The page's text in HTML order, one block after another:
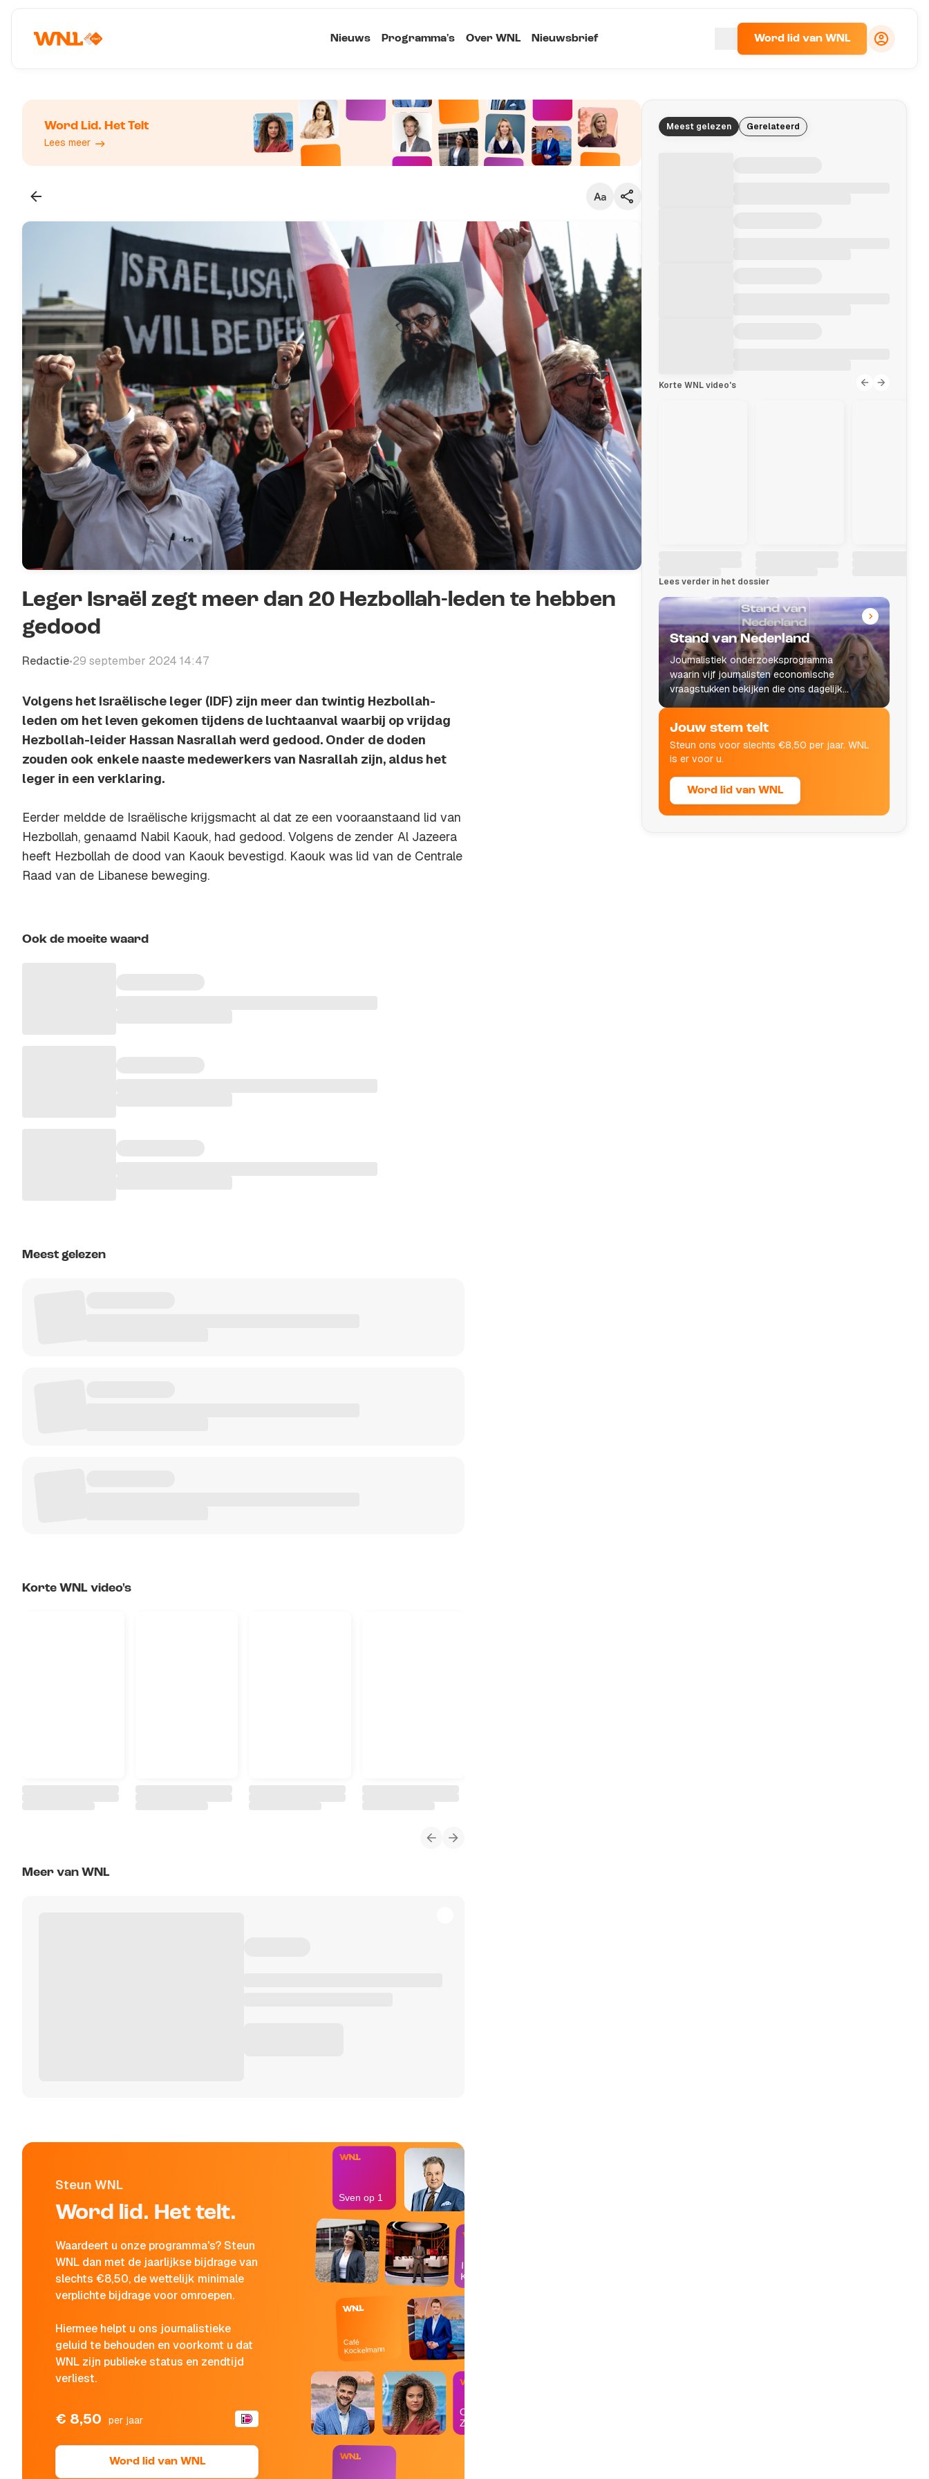
Nieuws Programma's Over WNL Nieuwsbrief Word lid van WNL
Word Lid. Het Telt
Lees meer
Klein
Standaard
Groot
Kopieer link
Leger Israël zegt meer dan 20 Hezbollah-leden te hebben
gedood
Redactie•29 september 2024 14:47
Volgens het Israëlische leger (IDF) zijn meer dan twintig Hezbollah-
leden om het leven gekomen tijdens de luchtaanval waarbij op vrijdag
Hezbollah-leider Hassan Nasrallah werd gedood. Onder de doden
zouden ook enkele naaste medewerkers van Nasrallah zijn, aldus het
leger in een verklaring.
Eerder meldde de Israëlische krijgsmacht al dat ze een vooraanstaand lid van
Hezbollah, genaamd Nabil Kaouk, had gedood. Volgens de zender Al Jazeera
heeft Hezbollah de dood van Kaouk bevestigd. Kaouk was lid van de Centrale
Raad van de Libanese beweging.
Ook de moeite waard
Meest gelezen
Korte WNL video's
Meer van WNL
Steun WNL
Word lid. Het telt.
Waardeert u onze programma's? Steun
WNL dan met de jaarlijkse bijdrage van
slechts €8,50, de wettelijk minimale
verplichte bijdrage voor omroepen.
Hiermee helpt u ons journalistieke
geluid te behouden en voorkomt u dat
WNL zijn publieke status en zendtijd
verliest.
€ 8,50 per jaar
Word lid van WNL
Op
Zondag
Café
Kockelmann
In de
Kantine
Sven op 1
Meest gelezen Gerelateerd
Korte WNL video's
Lees verder in het dossier
Stand van Nederland
Journalistiek onderzoeksprogramma
waarin vijf journalisten economische
vraagstukken bekijken die ons dagelijks
leven raken.
Jouw stem telt
Steun ons voor slechts €8,50 per jaar. WNL
is er voor u.
Word lid van WNL